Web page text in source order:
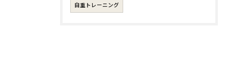
自重トレーニング